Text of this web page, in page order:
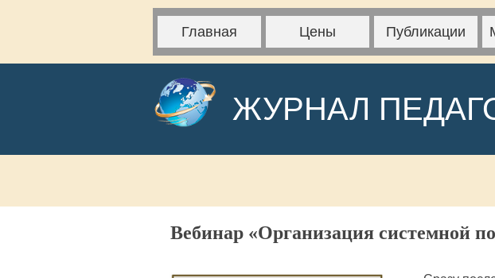
Главная Цены Публикации
ЖУРНАЛ
Вебинар «Организация системной